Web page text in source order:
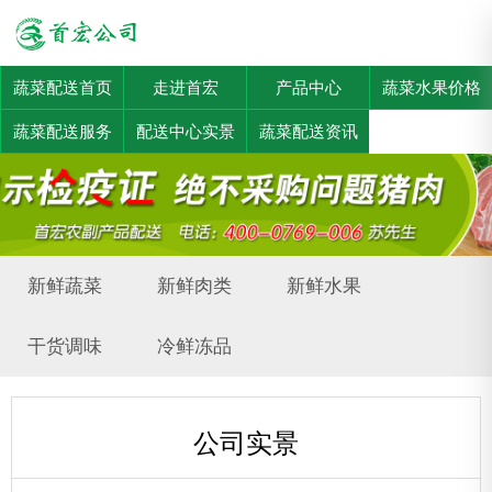
蔬菜配送首页 走进首宏 产品中心 蔬菜水果价格
蔬菜配送服务 配送中心实景 蔬菜配送资讯
新鲜蔬菜 新鲜肉类 新鲜水果
干货调味 冷鲜冻品
公司实景